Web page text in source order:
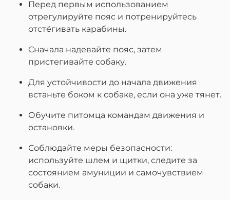
Перед первым использованием
отрегулируйте пояс и потренируйтесь
отстёгивать карабины.
Сначала надевайте пояс, затем
пристегивайте собаку.
Для устойчивости до начала движения
встаньте боком к собаке, если она уже тянет.
Обучите питомца командам движения и
остановки.
Соблюдайте меры безопасности:
используйте шлем и щитки, следите за
состоянием амуниции и самочувствием
собаки.